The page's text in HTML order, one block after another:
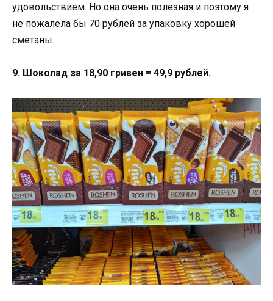
удовольствием. Но она очень полезная и поэтому я
не пожалела бы 70 рублей за упаковку хорошей
сметаны.
9. Шоколад за 18,90 гривен = 49,9 рублей.